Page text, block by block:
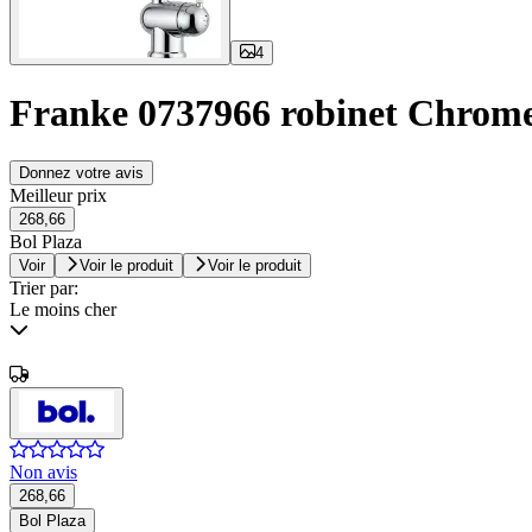
4
Franke 0737966 robinet
Donnez votre avis
Meilleur prix
268,66
Bol Plaza
Voir Voir le produit Voir le produit
Trier par:
Le moins cher
Non avis
268,66
Bol Plaza